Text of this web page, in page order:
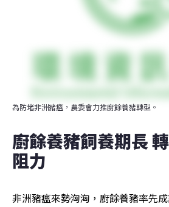
為防堵非洲豬瘟，農委會力推廚餘養豬轉型。
廚餘養豬飼養期長
阻力
非洲豬瘟來勢洶洶，廚餘養豬率先